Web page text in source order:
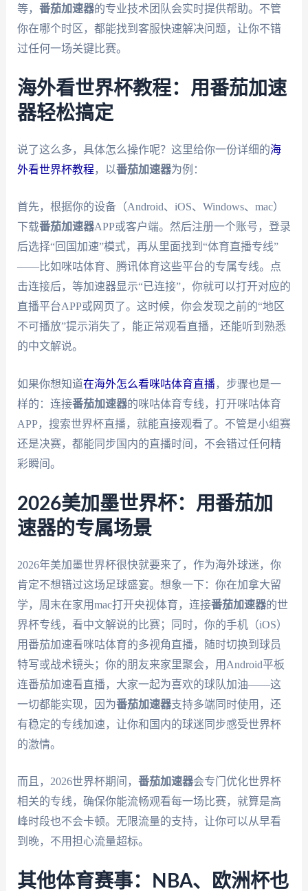
等， 番茄加速器的专业技术团队会实时提供帮助。不管
你在哪个时区，都能找到客服快速解决问题，让你不错
过任何一场关键比赛。
海外看世界杯教程：用番茄加速
器轻松搞定
说了这么多，具体怎么操作呢？这里给你一份详细的海
外看世界杯教程 ，以番茄加速器为例：
首先，根据你的设备（Android、iOS、Windows、mac）
下载番茄加速器APP或客户端。然后注册一个账号，登录
后选择“回国加速”模式，再从里面找到“体育直播专线”
——比如咪咕体育、腾讯体育这些平台的专属专线。点
击连接后，等加速器显示“已连接”，你就可以打开对应的
直播平台APP或网页了。这时候，你会发现之前的“地区
不可播放”提示消失了，能正常观看直播，还能听到熟悉
的中文解说。
如果你想知道在海外怎么看咪咕体育直播，步骤也是一
样的：连接番茄加速器的咪咕体育专线，打开咪咕体育
APP，搜索世界杯直播，就能直接观看了。不管是小组赛
还是决赛，都能同步国内的直播时间，不会错过任何精
彩瞬间。
2026美加墨世界杯：用番茄加
速器的专属场景
2026年美加墨世界杯很快就要来了，作为海外球迷，你
肯定不想错过这场足球盛宴。想象一下：你在加拿大留
学，周末在家用mac打开央视体育，连接番茄加速器的世
界杯专线，看中文解说的比赛；同时，你的手机（iOS）
用番茄加速看咪咕体育的多视角直播，随时切换到球员
特写或战术镜头；你的朋友来家里聚会，用Android平板
连番茄加速看直播，大家一起为喜欢的球队加油——这
一切都能实现，因为番茄加速器支持多端同时使用，还
有稳定的专线加速，让你和国内的球迷同步感受世界杯
的激情。
而且，2026世界杯期间， 番茄加速器会专门优化世界杯
相关的专线，确保你能流畅观看每一场比赛，就算是高
峰时段也不会卡顿。无限流量的支持，让你可以从早看
到晚，不用担心流量超标。
其他体育赛事：NBA、欧洲杯也